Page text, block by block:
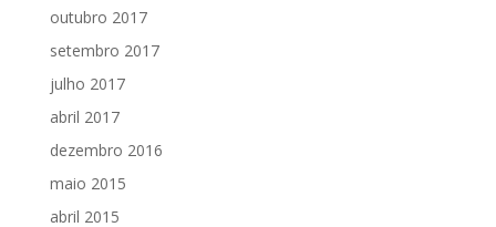
outubro 2017
setembro 2017
julho 2017
abril 2017
dezembro 2016
maio 2015
abril 2015